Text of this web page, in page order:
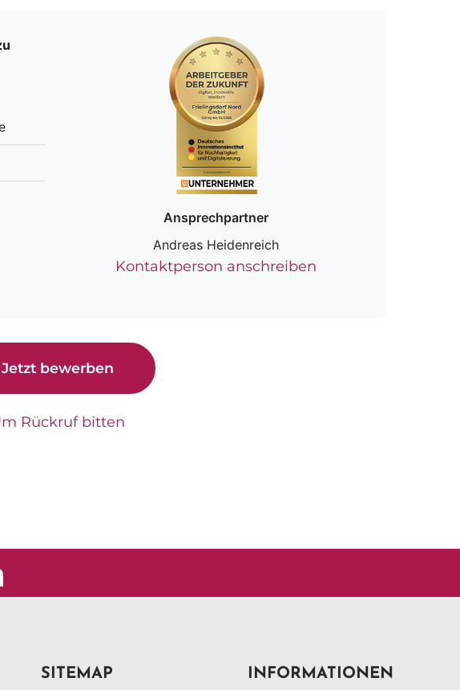
Ansprechpartner
Andreas Heidenreich
Kontaktperson anschreiben
Jetzt bewerben
Rückruf bitten
SITEMAP INFORMATIONEN